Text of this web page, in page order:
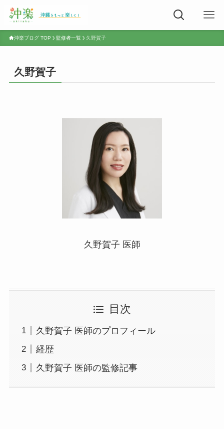
沖楽ブログ TOP 監修者一覧 久野賀子
久野賀子
久野賀子 医師
目次
久野賀子 医師のプロフィール
経歴
久野賀子 医師の監修記事